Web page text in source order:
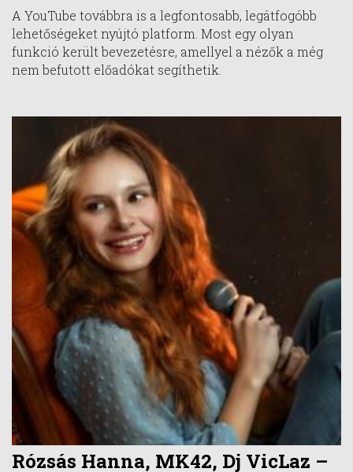
A YouTube továbbra is a legfontosabb, legátfogóbb
lehetőségeket nyújtó platform. Most egy olyan
funkció került bevezetésre, amellyel a nézők a még
nem befutott előadókat segíthetik.
Rózsás Hanna, MK42, Dj VicLaz –